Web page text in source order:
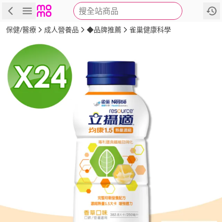
搜全站商品
商品 評價 詳情
保健/醫療 成人營養品 ◆品牌推薦 雀巢健康科學